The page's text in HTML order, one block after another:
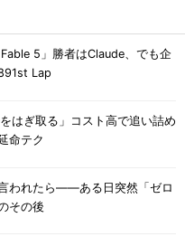
5」勝者はClaude、でも企
Lap
をはぎ取る」コスト高で追い詰め
命テク
われたら――ある日突然「ゼロ
その後